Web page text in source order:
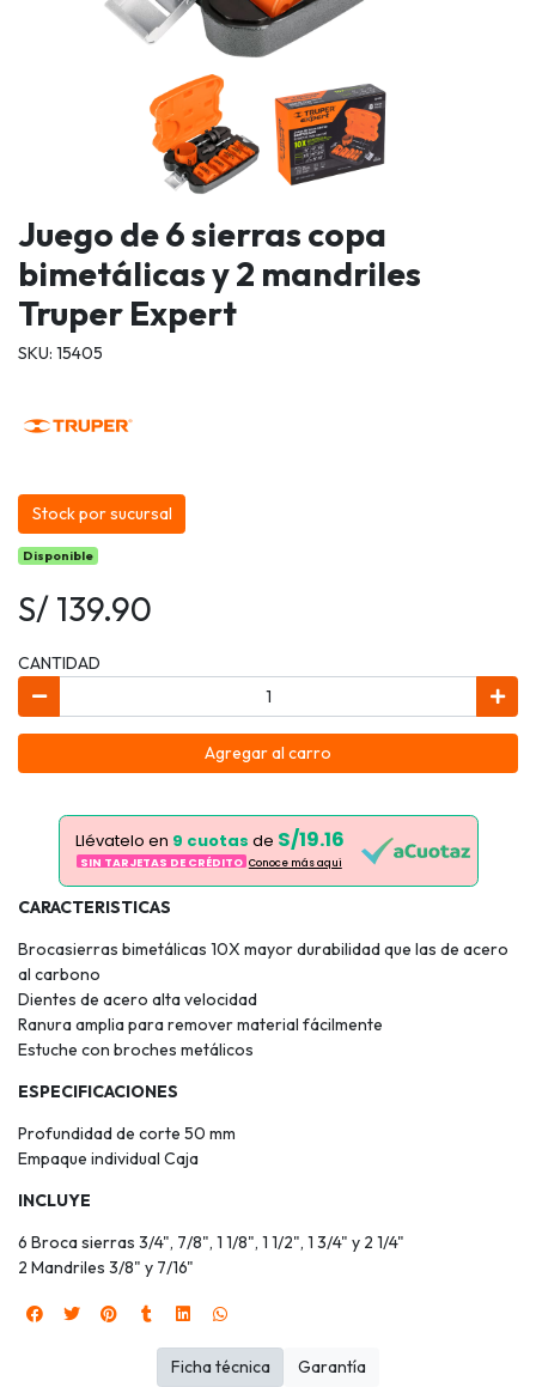
Juego de 6 sierras copa
bimetálicas y 2 mandriles
Truper Expert
SKU: 15405
Stock por sucursal
Disponible
S/ 139.90
CANTIDAD
Agregar al carro
Llévatelo en 9 cuotas de S/19.16
SIN TARJETAS DE CRÉDITO Conoce más aqui
CARACTERISTICAS
Brocasierras bimetálicas 10X mayor durabilidad que las de acero
al carbono
Dientes de acero alta velocidad
Ranura amplia para remover material fácilmente
Estuche con broches metálicos
ESPECIFICACIONES
Profundidad de corte 50 mm
Empaque individual Caja
INCLUYE
6 Broca sierras 3/4", 7/8", 1 1/8", 1 1/2", 1 3/4" y 2 1/4"
2 Mandriles 3/8" y 7/16"
Ficha técnica Garantía